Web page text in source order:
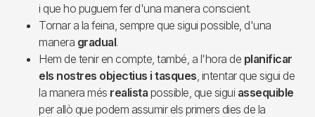
i que ho puguem fer d'una manera conscient.
Tornar a la feina, sempre que sigui possible, d'una
manera gradual.
Hem de tenir en compte, també, a l'hora de planificar
els nostres objectius i tasques , intentar que sigui de
la manera més realista possible, que sigui assequible
per allò que podem assumir els primers dies de la